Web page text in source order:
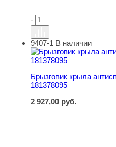
-
Брызговик крыла
9407-1 В наличии
Брызговик крыла
181378095
2 927,00 руб.